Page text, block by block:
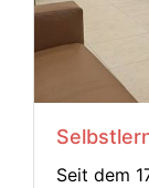
Seit dem